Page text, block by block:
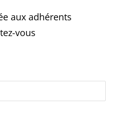
aux adhérents
vous